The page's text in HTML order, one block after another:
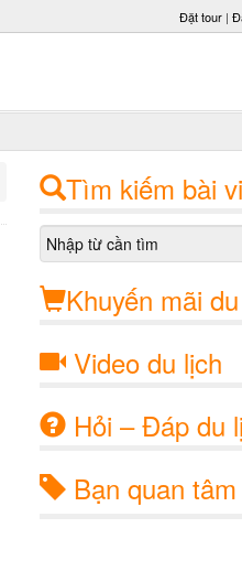
Đặt tour |
Tìm kiếm bài
Khuyến mãi
Video du lịch
Hỏi – Đáp du
Bạn quan